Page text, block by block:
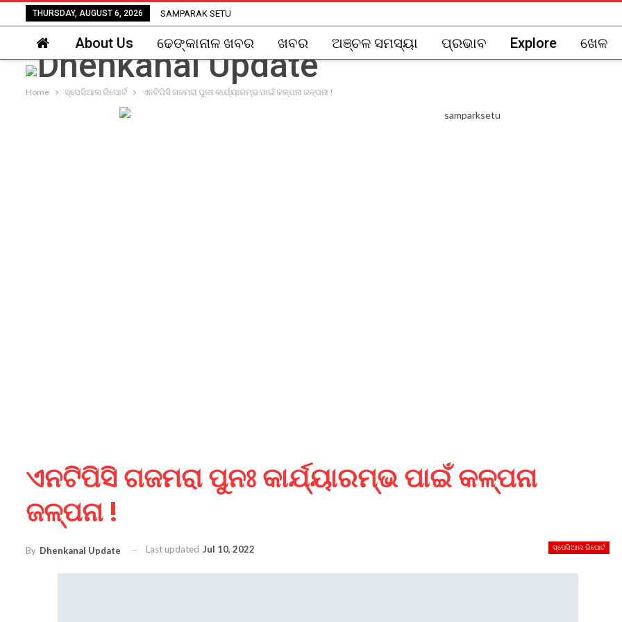
THURSDAY, AUGUST 6, 2026 SAMPARAK SETU
About Us ଢେଙ୍କାନାଳ ଖବର ଖବର ଅଞ୍ଚଳ ସମସ୍ୟା ପ୍ରଭାବ Explore ଖେଳ
Home ସ୍ପେସିଆଲ ରିପୋର୍ଟ ଏନଟିପିସି ଗଜମରା ପୁନଃ କାର୍ଯ୍ୟାରମ୍ଭ ପାଇଁ କଳ୍ପନା ଜଳ୍ପନା !
ଏନଟିପିସି ଗଜମରା ପୁନଃ କାର୍ଯ୍ୟାରମ୍ଭ ପାଇଁ କଳ୍ପନା
ଜଳ୍ପନା !
ସ୍ପେସିଆଲ ରିପୋର୍ଟ
By Dhenkanal Update Last updated Jul 10, 2022